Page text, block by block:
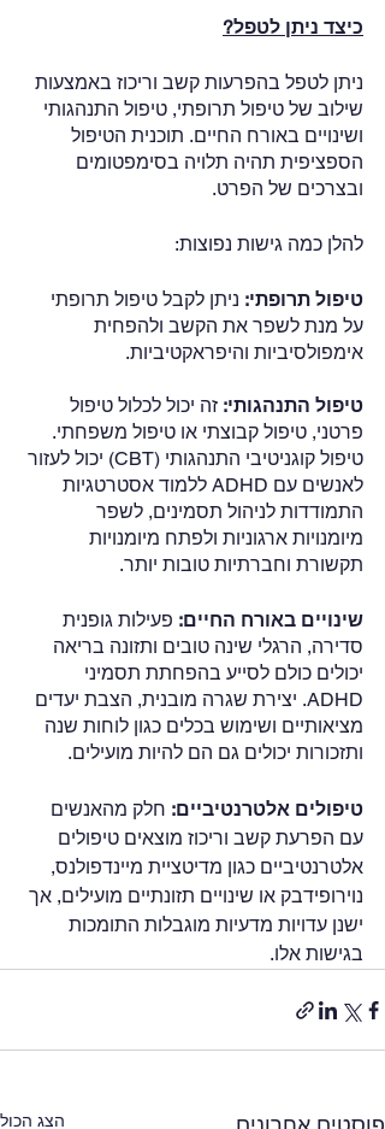
כיצד ניתן לטפל?
ניתן לטפל בהפרעות קשב וריכוז באמצעות
שילוב של טיפול תרופתי, טיפול התנהגותי
ושינויים באורח החיים. תוכנית הטיפול
הספציפית תהיה תלויה בסימפטומים
ובצרכים של הפרט.
להלן כמה גישות נפוצות:
טיפול תרופתי: ניתן לקבל טיפול תרופתי
על מנת לשפר את הקשב ולהפחית
אימפולסיביות והיפראקטיביות.
טיפול התנהגותי: זה יכול לכלול טיפול
פרטני, טיפול קבוצתי או טיפול משפחתי.
טיפול קוגניטיבי התנהגותי (CBT) יכול לעזור
לאנשים עם ADHD ללמוד אסטרטגיות
התמודדות לניהול תסמינים, לשפר
מיומנויות ארגוניות ולפתח מיומנויות
תקשורת וחברתיות טובות יותר.
שינויים באורח החיים: פעילות גופנית
סדירה, הרגלי שינה טובים ותזונה בריאה
יכולים כולם לסייע בהפחתת תסמיני
ADHD. יצירת שגרה מובנית, הצבת יעדים
מציאותיים ושימוש בכלים כגון לוחות שנה
ותזכורות יכולים גם הם להיות מועילים.
טיפולים אלטרנטיביים: חלק מהאנשים
עם הפרעת קשב וריכוז מוצאים טיפולים
אלטרנטיביים כגון מדיטציית מיינדפולנס,
נוירופידבק או שינויים תזונתיים מועילים, אך
ישנן עדויות מדעיות מוגבלות התומכות
בגישות אלו.
הצג הכול